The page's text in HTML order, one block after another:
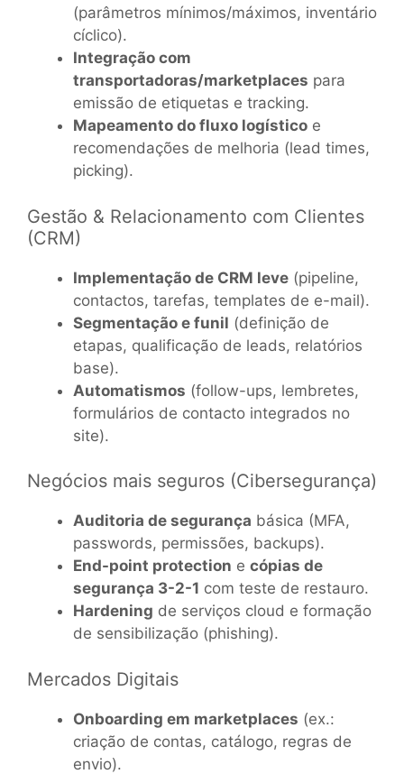
(parâmetros mínimos/máximos, inventário
cíclico).
Integração com
transportadoras/marketplaces para
emissão de etiquetas e tracking.
Mapeamento do fluxo logístico e
recomendações de melhoria (lead times,
picking).
Gestão & Relacionamento com Clientes
(CRM)
Implementação de CRM leve (pipeline,
contactos, tarefas, templates de e-mail).
Segmentação e funil (definição de
etapas, qualificação de leads, relatórios
base).
Automatismos (follow-ups, lembretes,
formulários de contacto integrados no
site).
Negócios mais seguros (Cibersegurança)
Auditoria de segurança básica (MFA,
passwords, permissões, backups).
End-point protection e cópias de
segurança 3-2-1 com teste de restauro.
Hardening de serviços cloud e formação
de sensibilização (phishing).
Mercados Digitais
Onboarding em marketplaces (ex.:
criação de contas, catálogo, regras de
envio).